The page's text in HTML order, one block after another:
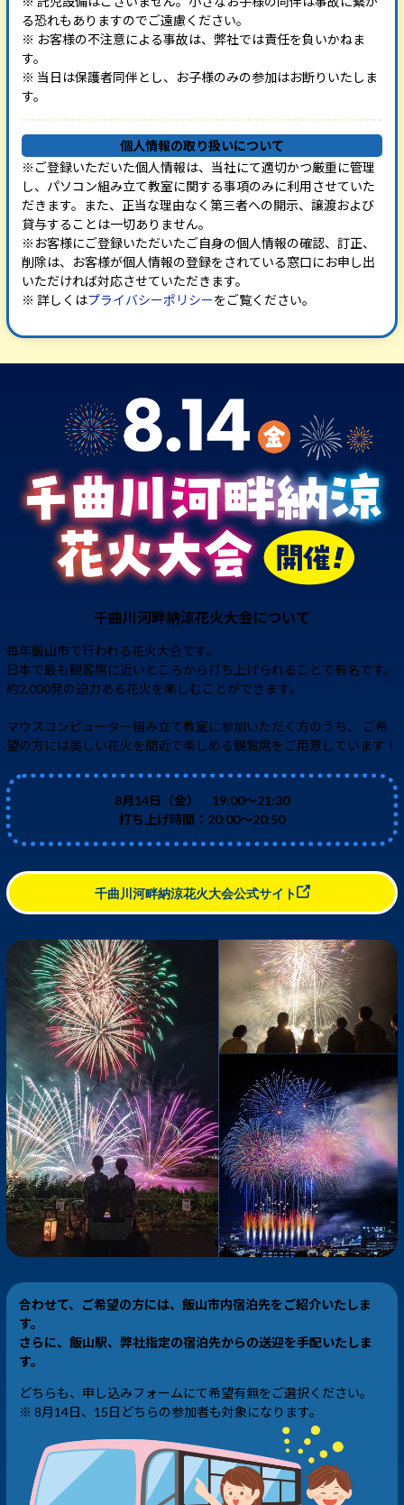
る恐れもありますのでご遠慮ください。
※ お客様の不注意による事故は、弊社では責任を負いかねま
す。
※ 当日は保護者同伴とし、お子様のみの参加はお断りいたしま
す。
個人情報の取り扱いについて
※ご登録いただいた個人情報は、当社にて適切かつ厳重に管理
し、パソコン組み立て教室に関する事項のみに利用させていた
だきます。また、正当な理由なく第三者への開示、譲渡および
貸与することは一切ありません。
※お客様にご登録いただいたご自身の個人情報の確認、訂正、
削除は、お客様が個人情報の登録をされている窓口にお申し出
いただければ対応させていただきます。
※ 詳しくはプライバシーポリシーをご覧ください。
千曲川河畔納涼花火大会について
毎年飯山市で行われる花火大会です。
日本で最も観客席に近いところから打ち上げられることで有名です。
約2,000発の迫力ある花火を楽しむことができます。
マウスコンピューター組み立て教室に参加いただく方のうち、
ご希
望の方には美しい花火を間近で楽しめる観覧席をご用意しています！
8月14日（金） 19:00～21:30
打ち上げ時間：20:00～20:50
千曲川河畔納涼花火大会公式サイト
合わせて、ご希望の方には、飯山市内宿泊先をご紹介いたしま
す。
さらに、飯山駅、弊社指定の宿泊先からの送迎を手配いたしま
す。
どちらも、申し込みフォームにて希望有無をご選択ください。
※ 8月14日、15日どちらの参加者も対象になります。